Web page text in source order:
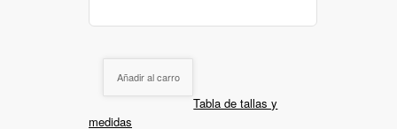
Añadir al carro
Tabla de tallas y
medidas